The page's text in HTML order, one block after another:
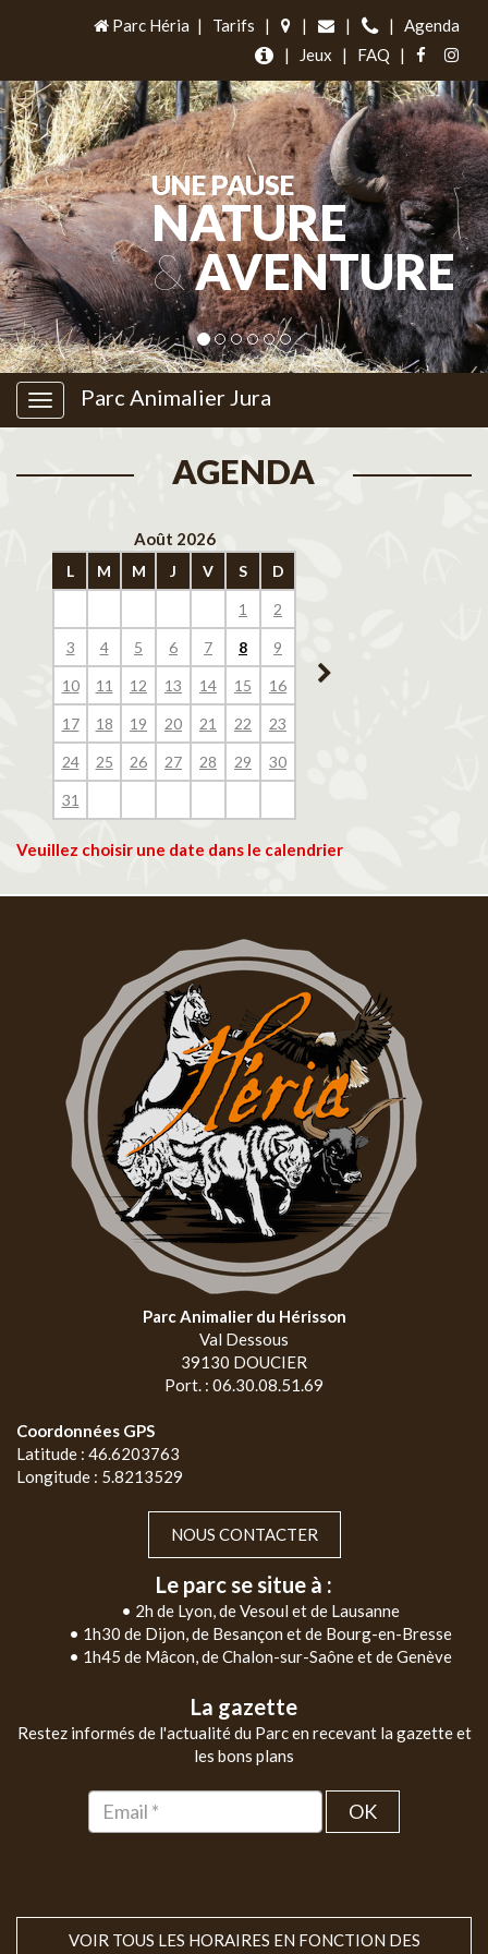
Parc Héria | Tarifs | | | |
Agenda
|
Jeux | FAQ |
UNE PAUSE
NATURE
&AVENTURE
Parc Animalier Jura
AGENDA
Août 2026
L M M J V S D
1 2
3 4 5 6 7 8 9
10 11 12 13 14 15 16
17 18 19 20 21 22 23
24 25 26 27 28 29 30
31
14
Veuillez choisir une date dans le calendrier
Parc Animalier du Hérisson
Val Dessous
39130 DOUCIER
Port. : 06.30.08.51.69
Coordonnées GPS
Latitude : 46.6203763
Longitude : 5.8213529
NOUS CONTACTER
Le parc se situe à :
• 2h de Lyon, de Vesoul et de Lausanne
• 1h30 de Dijon, de Besançon et de Bourg-en-Bresse
• 1h45 de Mâcon, de Chalon-sur-Saône et de Genève
La gazette
Restez informés de l'actualité du Parc en recevant la gazette et
les bons plans
OK
VOIR TOUS LES HORAIRES EN FONCTION DES